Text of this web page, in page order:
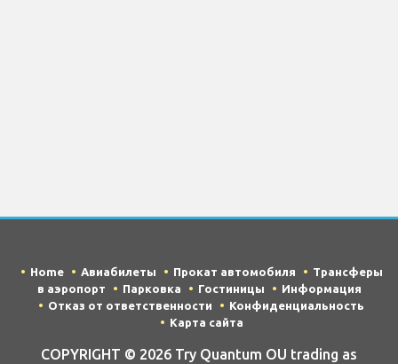
Home Авиабилеты Прокат автомобиля
Трансферы
в аэропорт
Парковка Гостиницы
Информация
Отказ от ответственности
Конфиденциальность
Карта сайта
COPYRIGHT © 2026 Try Quantum OU trading as